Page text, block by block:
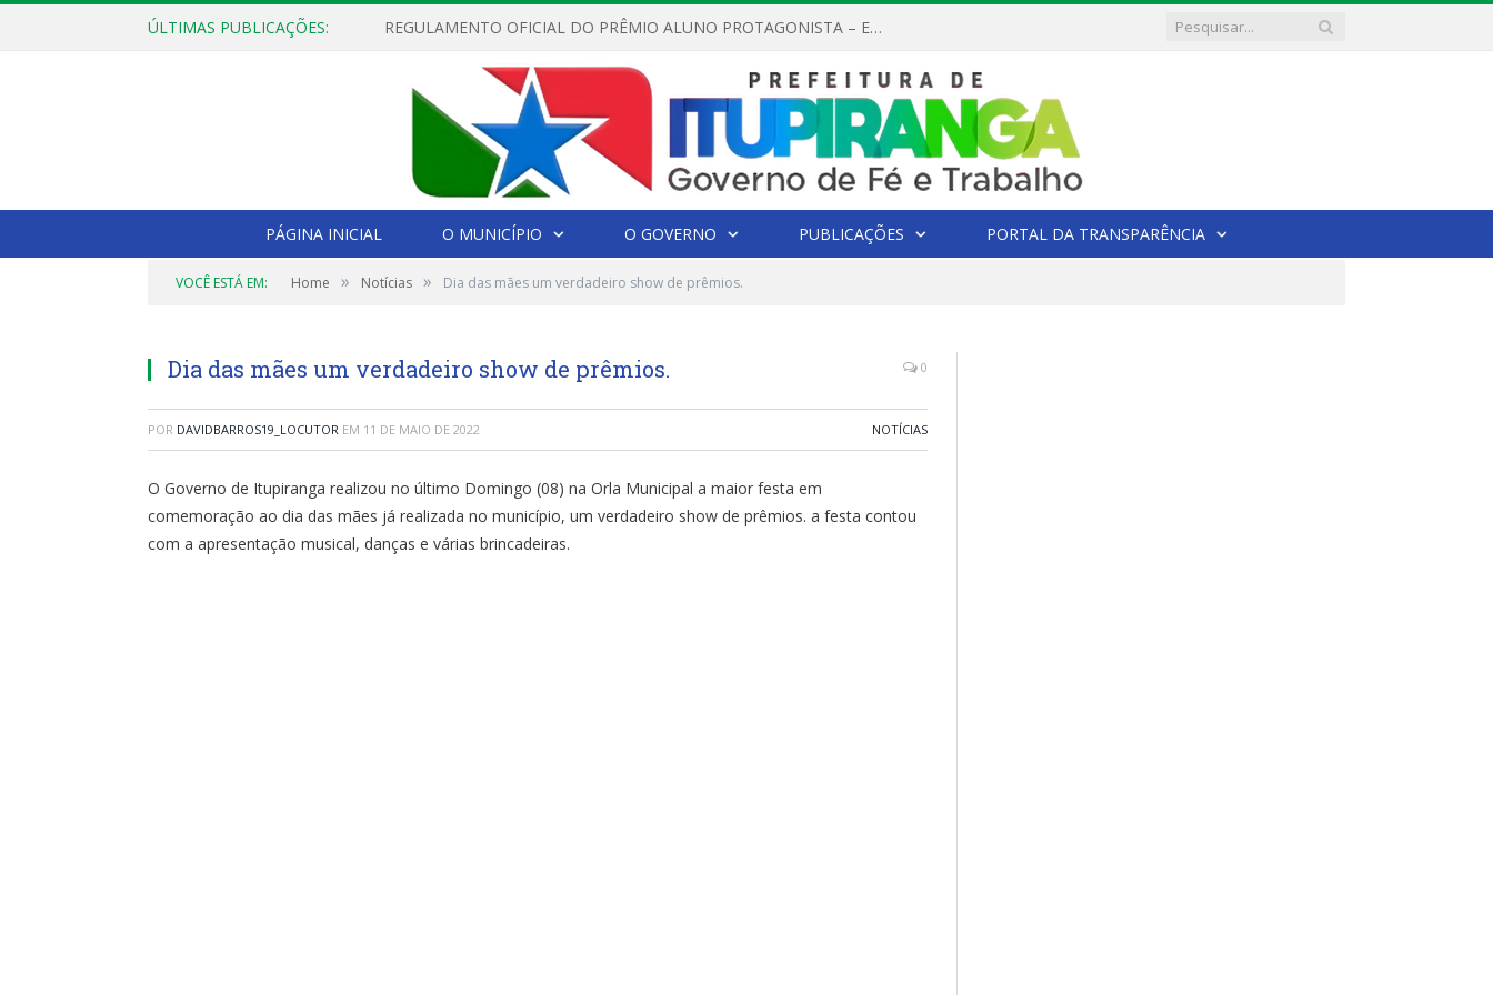
ÚLTIMAS PUBLICAÇÕES: REGULAMENTO OFICIAL DO PRÊMIO ALUNO PROTAGONISTA – EDIÇÃO 2026
PÁGINA INICIAL O MUNICÍPIO O GOVERNO PUBLICAÇÕES PORTAL DA TRANSPARÊNCIA
VOCÊ ESTÁ EM: Home » Notícias » Dia das mães um verdadeiro show de prêmios.
Dia das mães um verdadeiro show de prêmios. 0
POR DAVIDBARROS19_LOCUTOR EM 11 DE MAIO DE 2022 NOTÍCIAS
O Governo de Itupiranga realizou no último Domingo (08) na Orla Municipal a maior festa em
comemoração ao dia das mães já realizada no município, um verdadeiro show de prêmios. a festa contou
com a apresentação musical, danças e várias brincadeiras.